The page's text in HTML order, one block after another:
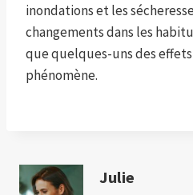
inondations et les
changements dans les
que quelques-uns des
phénomène.
Julie